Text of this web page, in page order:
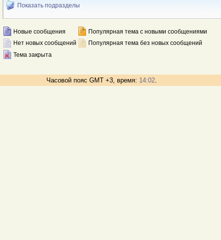
Показать подразделы
Новые сообщения
Популярная тема с новыми сообщениями
Нет новых сообщений
Популярная тема без новых сообщений
Тема закрыта
Часовой пояс GMT +3, время: 14:02.